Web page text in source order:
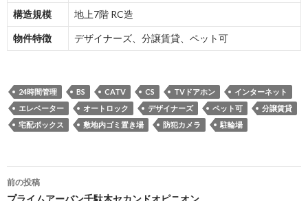
構造規模 地上7階 RC造
物件特徴 デザイナーズ、分譲賃貸、ペット可
24時間管理 BS CATV CS TVドアホン
インターネット
エレベーター
オートロック デザイナーズ ペット可
分譲賃貸
宅配ボックス
敷地内ゴミ置き場 防犯カメラ 駐輪場
投
前の投稿
プライムアーバン千駄木セカンドオピニオン